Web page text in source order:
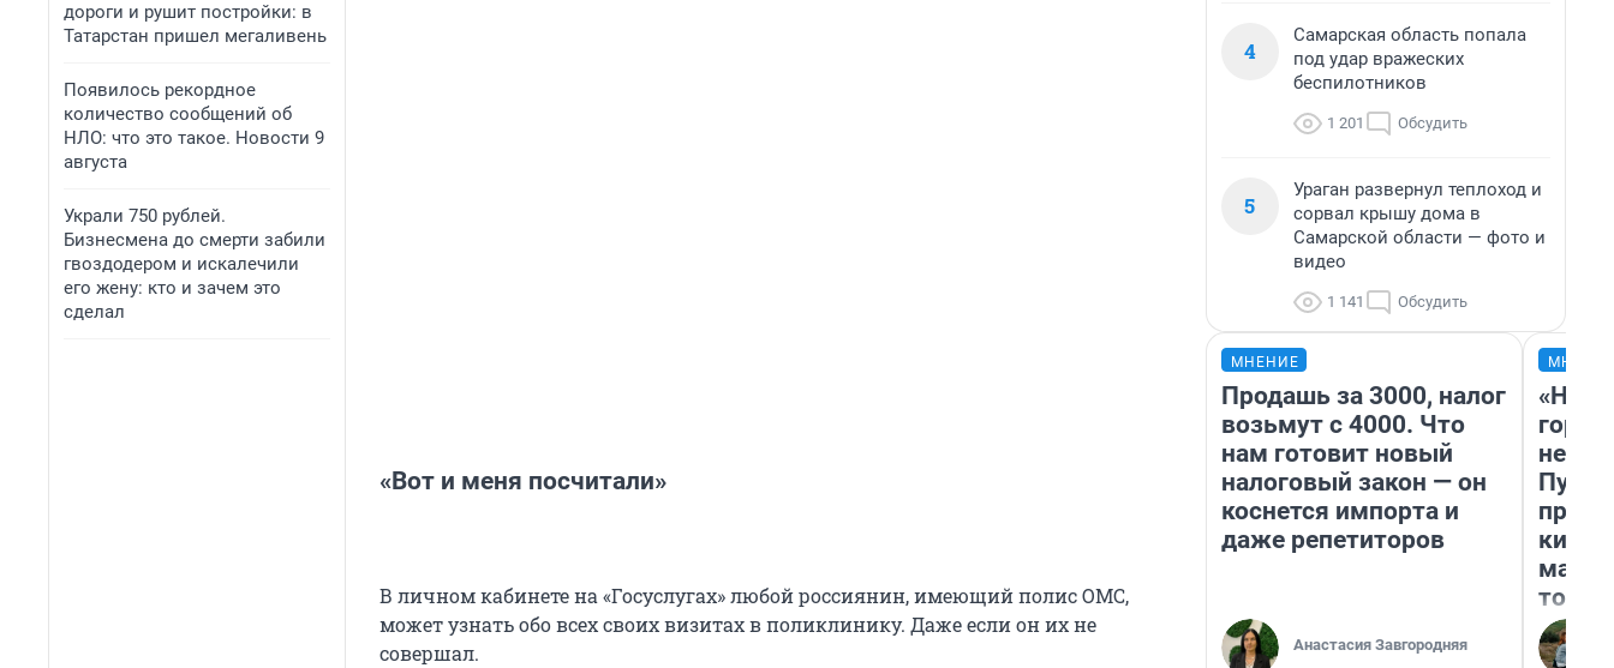
дороги и рушит постройки: в
Татарстан пришел мегаливень
Появилось рекордное
количество сообщений об
НЛО: что это такое. Новости 9
августа
Украли 750 рублей.
Бизнесмена до смерти забили
гвоздодером и искалечили
его жену: кто и зачем это
сделал
«Вот и меня посчитали»
В личном кабинете на «Госуслугах» любой россиянин, имеющий полис ОМС,
может узнать обо всех своих визитах в поликлинику. Даже если он их не
совершал.
4
Самарская область попала
под удар вражеских
беспилотников
1 201 Обсудить
5
Ураган развернул теплоход и
сорвал крышу дома в
Самарской области — фото и
видео
1 141 Обсудить
МНЕНИЕ
Продашь за 3000, налог
возьмут с 4000. Что
нам готовит новый
налоговый закон — он
коснется импорта и
даже репетиторов
Анастасия Завгородняя
«Нет
того